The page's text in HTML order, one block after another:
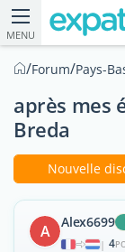
MENU
/Forum/Pays-
après mes
Breda
Nouvelle
A Alex6699
| 4